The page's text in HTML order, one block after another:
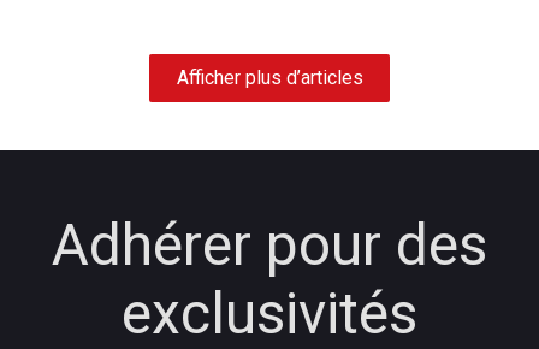
Afficher plus d’articles
Adhérer pour des
exclusivités